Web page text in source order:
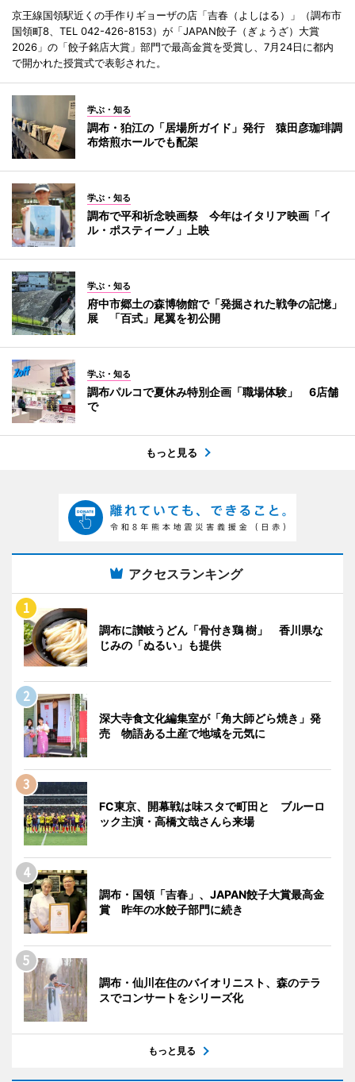
京王線国領駅近くの手作りギョーザの店「吉春（よしはる）」（調布市
国領町8、TEL 042-426-8153）が「JAPAN餃子（ぎょうざ）大賞
2026」の「餃子銘店大賞」部門で最高金賞を受賞し、7月24日に都内
で開かれた授賞式で表彰された。
学ぶ・知る
調布・狛江の「居場所ガイド」発行 猿田彦珈琲調
布焙煎ホールでも配架
学ぶ・知る
調布で平和祈念映画祭 今年はイタリア映画「イ
ル・ポスティーノ」上映
学ぶ・知る
府中市郷土の森博物館で「発掘された戦争の記憶」
展 「百式」尾翼を初公開
学ぶ・知る
調布パルコで夏休み特別企画「職場体験」 6店舗
で
もっと見る
アクセスランキング
調布に讃岐うどん「骨付き鶏 樹」 香川県な
じみの「ぬるい」も提供
深大寺食文化編集室が「角大師どら焼き」発
売 物語ある土産で地域を元気に
FC東京、開幕戦は味スタで町田と ブルーロ
ック主演・高橋文哉さんら来場
調布・国領「吉春」、JAPAN餃子大賞最高金
賞 昨年の水餃子部門に続き
調布・仙川在住のバイオリニスト、森のテラ
スでコンサートをシリーズ化
もっと見る